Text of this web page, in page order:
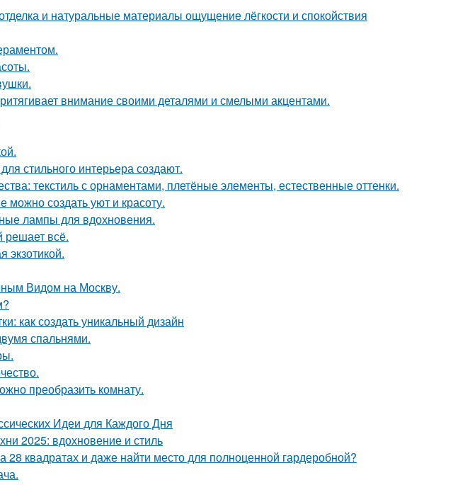
и натуральные материалы ощущение лёгкости и спокойствия
внимание своими деталями и смелыми акцентами.
стильного интерьера создают.
текстиль с орнаментами, плетёные элементы, естественные оттенки.
можно создать уют и красоту.
лампы для вдохновения.
решает всё.
экзотикой.
Видом на Москву.
как создать уникальный дизайн
спальнями.
преобразить комнату.
Идеи для Каждого Дня
2025: вдохновение и стиль
28 квадратах и даже найти место для полноценной гардеробной?